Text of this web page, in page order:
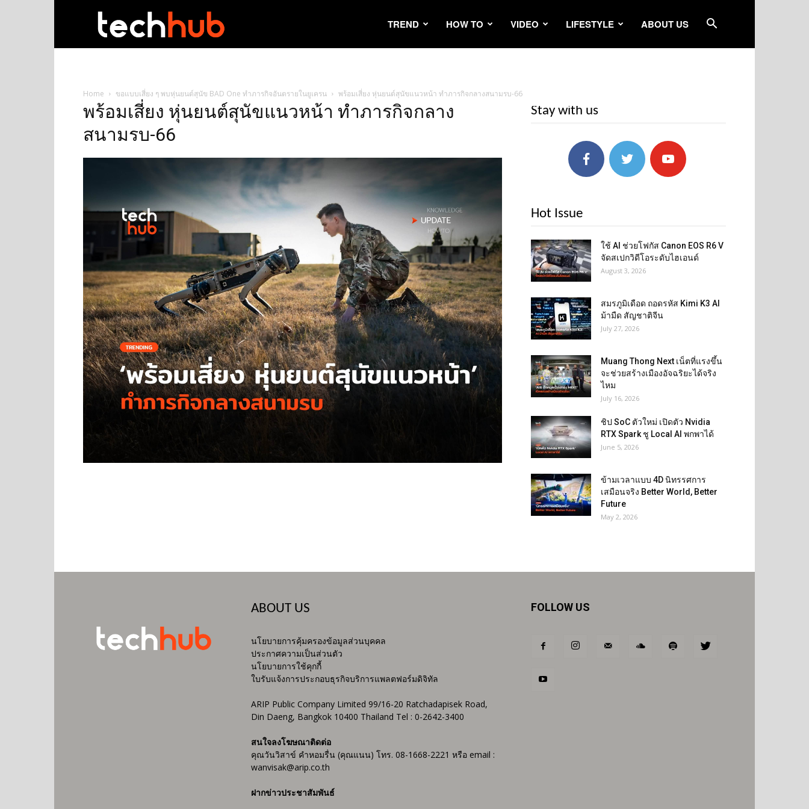
TREND HOW TO VIDEO LIFESTYLE ABOUT US
Home ขอแบบเสี่ยง ๆ พบหุ่นยนต์สุนัข BAD One ทำภารกิจอันตรายในยูเครน พร้อมเสี่ยง หุ่นยนต์สุนัขแนวหน้า ทำภารกิจกลางสนามรบ-66
พร้อมเสี่ยง หุ่นยนต์สุนัขแนวหน้า ทำภารกิจกลาง
สนามรบ-66
Stay with us
Hot Issue
ใช้ AI ช่วยโฟกัส Canon EOS R6 V
จัดสเปกวิดีโอระดับไฮเอนด์
August 3, 2026
สมรภูมิเดือด ถอดรหัส Kimi K3 AI
ม้ามืด สัญชาติจีน
July 27, 2026
Muang Thong Next เน็ตที่แรงขึ้น
จะช่วยสร้างเมืองอัจฉริยะได้จริง
ไหม
July 16, 2026
ชิป SoC ตัวใหม่ เปิดตัว Nvidia
RTX Spark ชู Local AI พกพาได้
June 5, 2026
ข้ามเวลาแบบ 4D นิทรรศการ
เสมือนจริง Better World, Better
Future
May 2, 2026
ABOUT US
นโยบายการคุ้มครองข้อมูลส่วนบุคคล
ประกาศความเป็นส่วนตัว
นโยบายการใช้คุกกี้
ใบรับแจ้งการประกอบธุรกิจบริการแพลตฟอร์มดิจิทัล
ARIP Public Company Limited 99/16-20 Ratchadapisek Road,
Din Daeng, Bangkok 10400 Thailand Tel : 0-2642-3400
สนใจลงโฆษณาติดต่อ
คุณวันวิสาข์ คำหอมรื่น (คุณแนน) โทร. 08-1668-2221 หรือ email :
wanvisak@arip.co.th
ฝากข่าวประชาสัมพันธ์
FOLLOW US